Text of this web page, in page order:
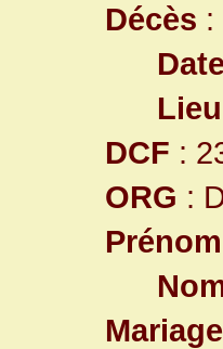
Décès :
Date
Lieu
DCF :
ORG :
Prénom